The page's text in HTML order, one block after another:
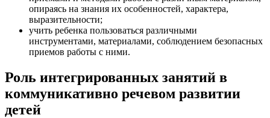
опираясь на знания их особенностей, характера,
выразительности;
учить ребенка пользоваться различными
инструментами, материалами, соблюдением безопасных
приемов работы с ними.
Роль интегрированных занятий в
коммуникативно речевом развитии
детей